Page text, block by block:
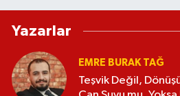
Yazarlar
EMRE BURAK TAĞ
Teşvik Değil,